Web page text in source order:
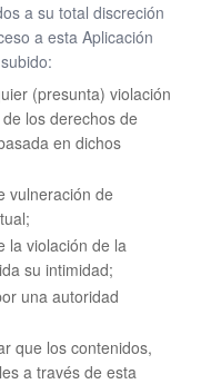
a su total discreción
a esta Aplicación
(presunta) violación
los derechos de
en dichos
vulneración de
la violación de la
su intimidad;
una autoridad
que los contenidos,
a través de esta